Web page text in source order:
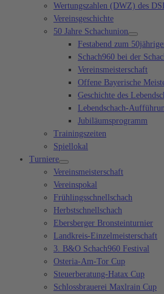
Wertungszahlen (DWZ) des
Vereinsgeschichte
50 Jahre Schachunion
Festabend zum
Schach960 bei der
Vereinsmeisterschaft
Offene Bayerische
Geschichte des
Lebendschach-
Jubiläumsprogramm
Trainingszeiten
Spiellokal
Turniere
Vereinsmeisterschaft
Vereinspokal
Frühlingsschnellschach
Herbstschnellschach
Ebersberger Bronsteinturnier
Landkreis-Einzelmeisterschaft
3. B&O Schach960 Festival
Osteria-Am-Tor Cup
Steuerberatung-Hatax Cup
Schlossbrauerei Maxlrain Cup